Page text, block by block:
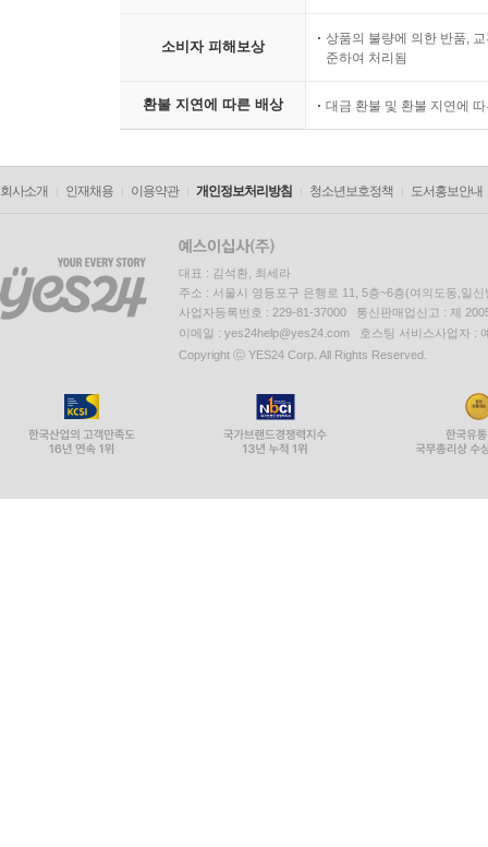
소비자 피해보상
상품의 불량에 의한 반품,
준하여 처리됨
환불 지연에 따른 배상 대금 환불 및 환불 지연에
회사소개 인재채용 이용약관 개인정보처리방침 청소년보호정책 도서홍보안내
대표 : 김석환, 최세라
주소 : 서울시 영등포구 은행로 11, 5층~6층(여의도동,일신
사업자등록번호 : 229-81-37000 통신판매업신고 : 제
이메일 : yes24help@yes24.com 호스팅 서비스사업자 :
Copyright ⓒ YES24 Corp. All Rights Reserved.